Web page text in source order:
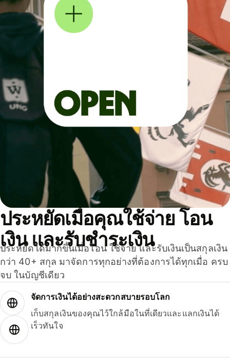
ประหยัดเมื่อคุณใช้จ่าย โอน
เงิน และรับชำระเงิน
ประหยัดได้มากขึ้นเมื่อโอน ใช้จ่าย และรับเงินเป็นสกุลเงิน
กว่า 40+ สกุล มาจัดการทุกอย่างที่ต้องการได้ทุกเมื่อ ครบ
จบ ในบัญชีเดียว
จัดการเงินได้อย่างสะดวกสบายรอบโลก
เก็บสกุลเงินของคุณไว้ใกล้มือในที่เดียวและแลกเงินได้
เร็วทันใจ